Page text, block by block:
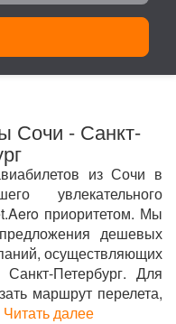
Сочи - Санкт-
из Сочи в
увлекательного
приоритетом. Мы
дешевых
осуществляющих
Петербург. Для
маршрут перелета,
Читать далее